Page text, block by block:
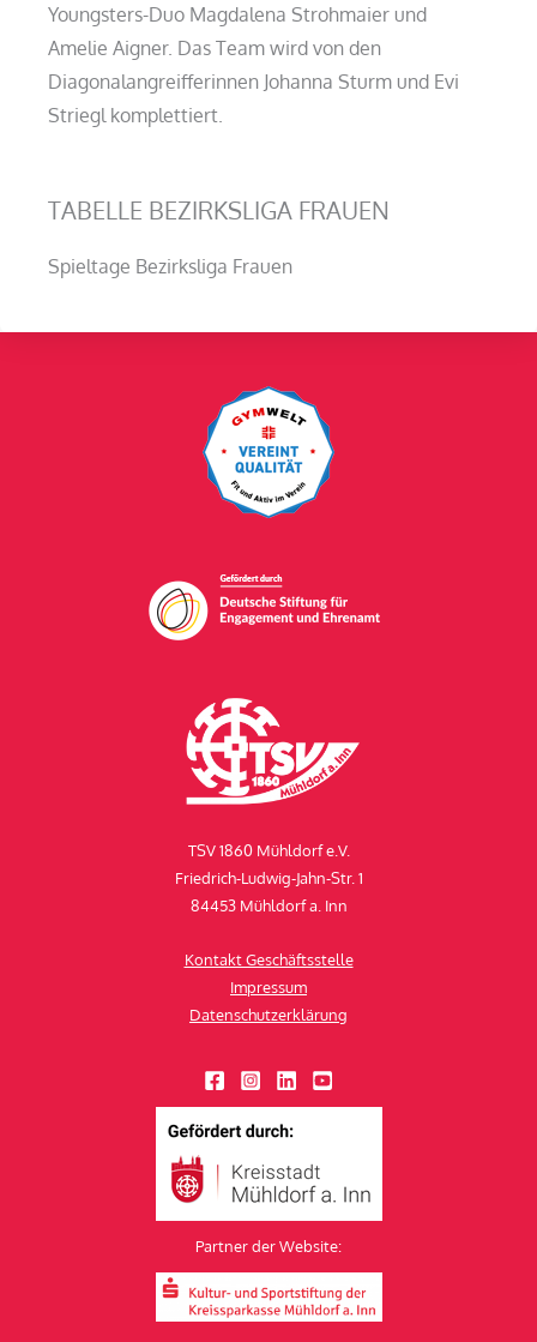
Youngsters-Duo Magdalena Strohmaier und
Amelie Aigner. Das Team wird von den
Diagonalangreifferinnen Johanna Sturm und Evi
Striegl komplettiert.
TABELLE BEZIRKSLIGA FRAUEN
Spieltage Bezirksliga Frauen
TSV 1860 Mühldorf e.V.
Friedrich-Ludwig-Jahn-Str. 1
84453 Mühldorf a. Inn
Kontakt Geschäftsstelle
Impressum
Datenschutzerklärung
Partner der Website: